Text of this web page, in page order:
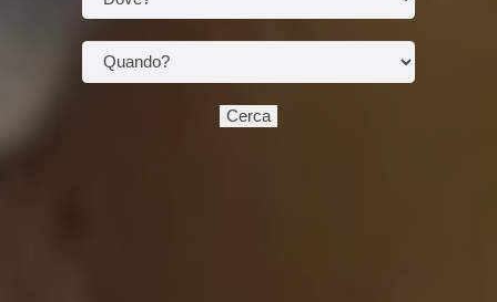
Quando?